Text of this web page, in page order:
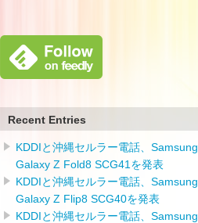
Recent Entries
KDDIと沖縄セルラー電話、Samsung
Galaxy Z Fold8 SCG41を発表
KDDIと沖縄セルラー電話、Samsung
Galaxy Z Flip8 SCG40を発表
KDDIと沖縄セルラー電話、Samsung